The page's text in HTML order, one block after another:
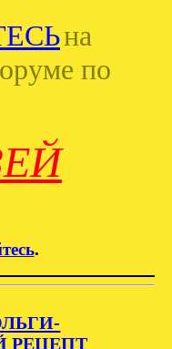
на
по
.
РЕЦЕПТ